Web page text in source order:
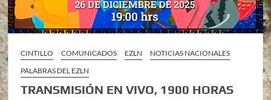
CINTILLO COMUNICADOS EZLN
NOTICIAS NACIONALES
PALABRAS DEL EZLN
TRANSMISIÓN EN VIVO, 1900 HORAS